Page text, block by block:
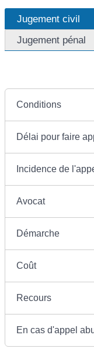
Jugement civil
Jugement pénal
Conditions
Délai pour faire
Incidence de
Avocat
Démarche
Coût
Recours
En cas d'appel